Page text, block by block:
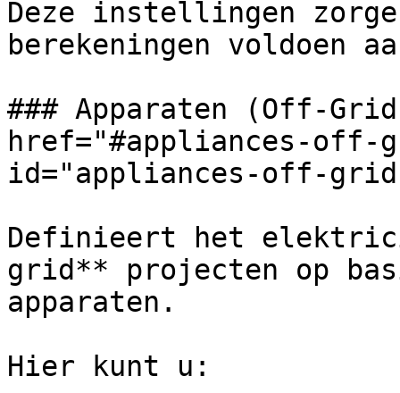
Deze instellingen
berekeningen voldoen
### Apparaten (Off-
href="#appliances-
id="appliances-off-
Definieert het
grid** projecten op
apparaten.
Hier kunt u: